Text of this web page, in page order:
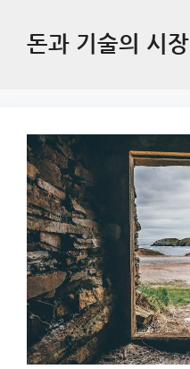
돈과 기술의 시장